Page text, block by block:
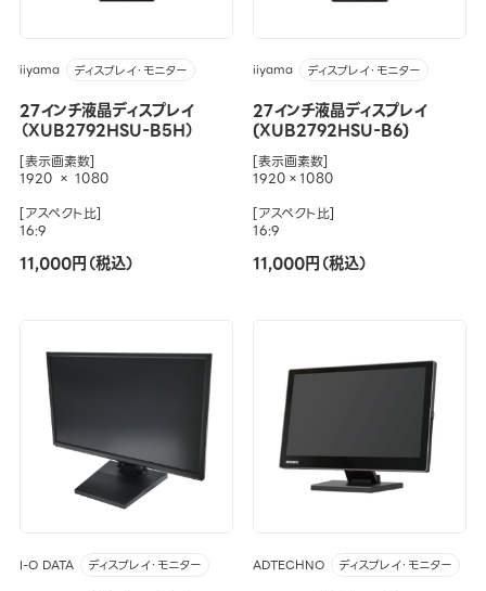
iiyama ディスプレイ・モニター
27インチ液晶ディスプレイ
（XUB2792HSU-B5H）
[表示画素数]
1920 × 1080
[アスペクト比]
16:9
11,000円（税込）
iiyama ディスプレイ・モニター
27インチ液晶ディスプレイ
(XUB2792HSU-B6)
[表示画素数]
1920×1080
[アスペクト比]
16:9
11,000円（税込）
I-O DATA ディスプレイ・モニター ADTECHNO ディスプレイ・モニター